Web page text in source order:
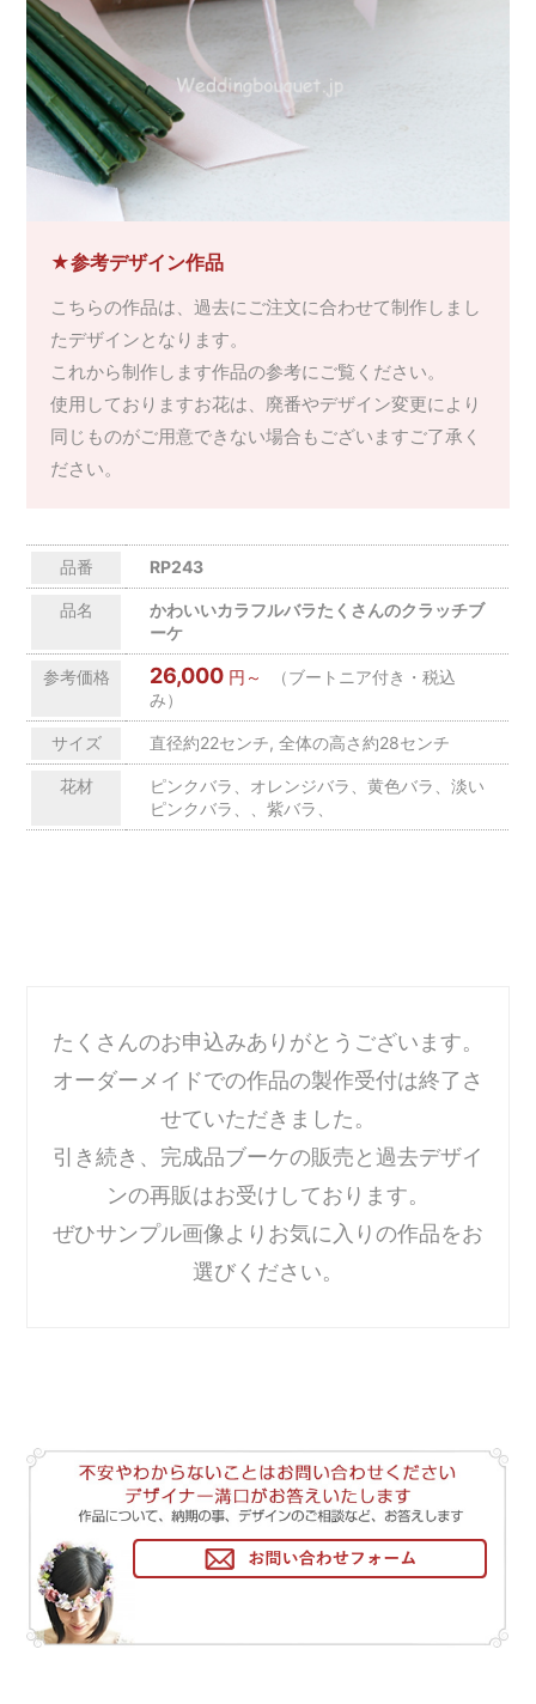
★参考デザイン作品
こちらの作品は、過去にご注文に合わせて制作しまし
たデザインとなります。
これから制作します作品の参考にご覧ください。
使用しておりますお花は、廃番やデザイン変更により
同じものがご用意できない場合もございますご了承く
ださい。
品番 RP243
品名
かわいいカラフルバラたくさんのクラッチブ
ーケ
参考価格 26,000 円～
（ブートニア付き・税込
み）
サイズ 直径約22センチ, 全体の高さ約28センチ
花材
ピンクバラ、オレンジバラ、黄色バラ、淡い
ピンクバラ、、紫バラ、
たくさんのお申込みありがとうございます。
オーダーメイドでの作品の製作受付は終了さ
せていただきました。
引き続き、完成品ブーケの販売と過去デザイ
ンの再販はお受けしております。
ぜひサンプル画像よりお気に入りの作品をお
選びください。